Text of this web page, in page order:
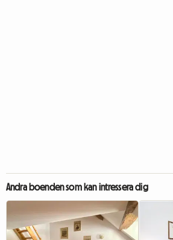
Andra boenden som kan intressera dig